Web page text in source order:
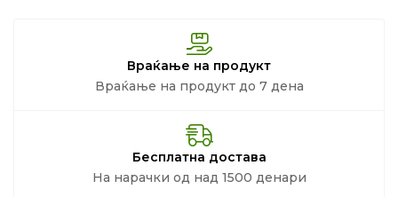
Враќање на продукт
Враќање на продукт до 7 дена
Бесплатна достава
На нарачки од над 1500 денари